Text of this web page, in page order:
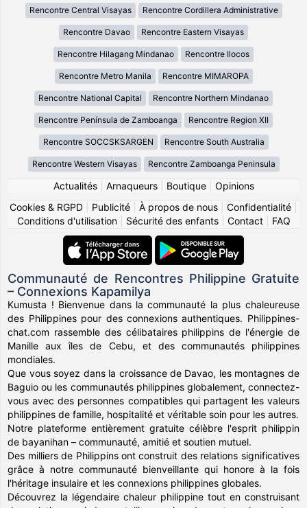
Rencontre Central Visayas Rencontre Cordillera Administrative
Rencontre Davao Rencontre Eastern Visayas
Rencontre Hilagang Mindanao Rencontre Ilocos
Rencontre Metro Manila Rencontre MIMAROPA
Rencontre National Capital Rencontre Northern Mindanao
Rencontre Península de Zamboanga Rencontre Region XII
Rencontre SOCCSKSARGEN Rencontre South Australia
Rencontre Western Visayas Rencontre Zamboanga Peninsula
Actualités| Arnaqueurs| Boutique| Opinions
Cookies & RGPD
Publicité À propos de nous Confidentialité
Conditions d'utilisation| Sécurité des enfants| Contact| FAQ
Communauté de Rencontres Philippine Gratuite
– Connexions Kapamilya
Kumusta ! Bienvenue dans la communauté la plus chaleureuse
des Philippines pour des connexions authentiques. Philippines-
chat.com rassemble des célibataires philippins de l'énergie de
Manille aux îles de Cebu, et des communautés philippines
mondiales.
Que vous soyez dans la croissance de Davao, les montagnes de
Baguio ou les communautés philippines globalement, connectez-
vous avec des personnes compatibles qui partagent les valeurs
philippines de famille, hospitalité et véritable soin pour les autres.
Notre plateforme entièrement gratuite célèbre l'esprit philippin
de bayanihan – communauté, amitié et soutien mutuel.
Des milliers de Philippins ont construit des relations significatives
grâce à notre communauté bienveillante qui honore à la fois
l'héritage insulaire et les connexions philippines globales.
Découvrez la légendaire chaleur philippine tout en construisant